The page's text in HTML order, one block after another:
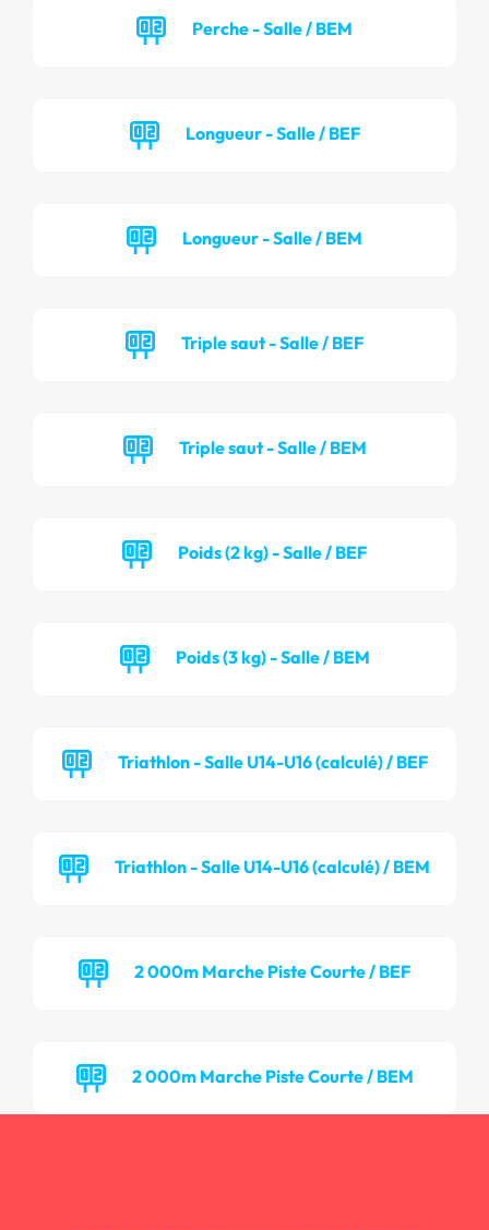
Perche - Salle / BEM
Longueur - Salle / BEF
Longueur - Salle / BEM
Triple saut - Salle / BEF
Triple saut - Salle / BEM
Poids (2 kg) - Salle / BEF
Poids (3 kg) - Salle / BEM
Triathlon - Salle U14-U16 (calculé) / BEF
Triathlon - Salle U14-U16 (calculé) / BEM
2 000m Marche Piste Courte / BEF
2 000m Marche Piste Courte / BEM